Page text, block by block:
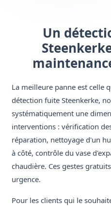
Un
La meilleure panne est celle
détection fuite Steenkerke,
systématiquement une
interventions : vérification
réparation, nettoyage d'un
à côté, contrôle du vase
chaudière. Ces gestes
urgence.
Pour les clients qui le